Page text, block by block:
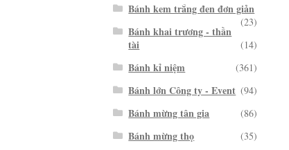
Bánh kem trắng đen đơn giản
(23)
Bánh khai trương - thần
tài
(14)
Bánh kỉ niệm (361)
Bánh lớn Công ty - Event (94)
Bánh mừng tân gia (86)
Bánh mừng thọ (35)